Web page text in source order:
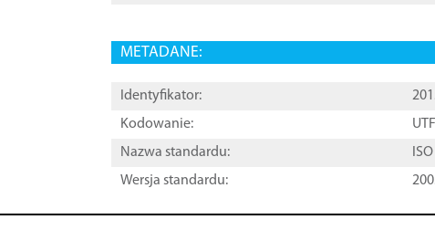
METADANE:
Identyfikator:
Kodowanie:
Nazwa standardu:
Wersja standardu: